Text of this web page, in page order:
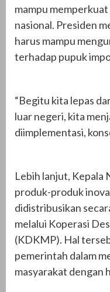
mampu
nasional. Presiden
harus mampu
terhadap pupuk
“Begitu kita lepas
luar negeri, kita
diimplementasi,
Lebih lanjut, Kepala
produk-produk
didistribusikan
melalui Koperasi
(KDKMP). Hal
pemerintah dalam
masyarakat dengan